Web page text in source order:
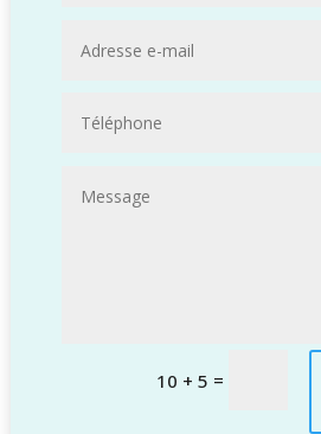
10 + 5 =